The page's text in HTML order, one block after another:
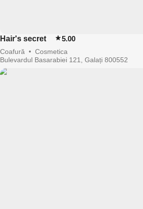
Hair's secret 5.00
Coafură • Cosmetica
Bulevardul Basarabiei 121, Galați 800552